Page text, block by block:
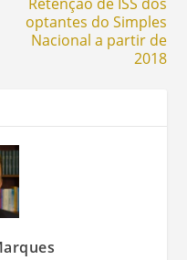
optantes do Simples
Nacional a partir de
2018